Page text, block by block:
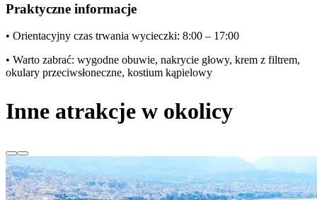
Praktyczne informacje
• Orientacyjny czas trwania wycieczki: 8:00 – 17:00
• Warto zabrać: wygodne obuwie, nakrycie głowy, krem z filtrem,
okulary przeciwsłoneczne, kostium kąpielowy
Inne atrakcje w okolicy